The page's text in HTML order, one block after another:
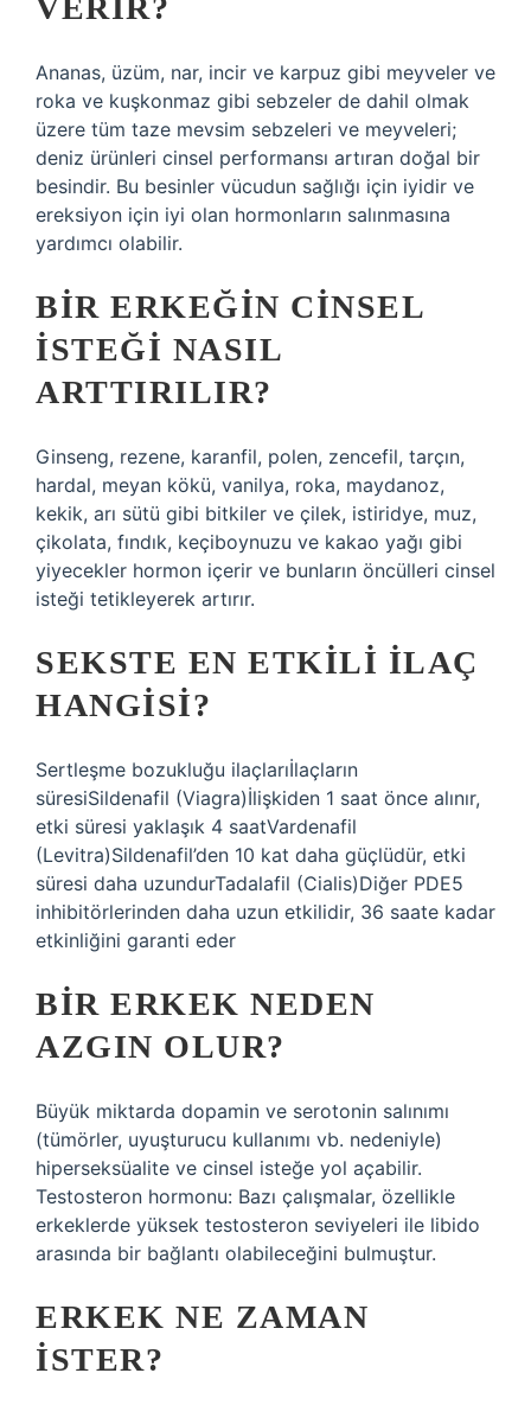
VERIR?
Ananas, üzüm, nar, incir ve karpuz gibi meyveler ve
roka ve kuşkonmaz gibi sebzeler de dahil olmak
üzere tüm taze mevsim sebzeleri ve meyveleri;
deniz ürünleri cinsel performansı artıran doğal bir
besindir. Bu besinler vücudun sağlığı için iyidir ve
ereksiyon için iyi olan hormonların salınmasına
yardımcı olabilir.
BIR ERKEĞIN CINSEL
ISTEĞI NASIL
ARTTIRILIR?
Ginseng, rezene, karanfil, polen, zencefil, tarçın,
hardal, meyan kökü, vanilya, roka, maydanoz,
kekik, arı sütü gibi bitkiler ve çilek, istiridye, muz,
çikolata, fındık, keçiboynuzu ve kakao yağı gibi
yiyecekler hormon içerir ve bunların öncülleri cinsel
isteği tetikleyerek artırır.
SEKSTE EN ETKILI ILAÇ
HANGISI?
Sertleşme bozukluğu ilaçlarıİlaçların
süresiSildenafil (Viagra)İlişkiden 1 saat önce alınır,
etki süresi yaklaşık 4 saatVardenafil
(Levitra)Sildenafil’den 10 kat daha güçlüdür, etki
süresi daha uzundurTadalafil (Cialis)Diğer PDE5
inhibitörlerinden daha uzun etkilidir, 36 saate kadar
etkinliğini garanti eder
BIR ERKEK NEDEN
AZGIN OLUR?
Büyük miktarda dopamin ve serotonin salınımı
(tümörler, uyuşturucu kullanımı vb. nedeniyle)
hiperseksüalite ve cinsel isteğe yol açabilir.
Testosteron hormonu: Bazı çalışmalar, özellikle
erkeklerde yüksek testosteron seviyeleri ile libido
arasında bir bağlantı olabileceğini bulmuştur.
ERKEK NE ZAMAN
ISTER?